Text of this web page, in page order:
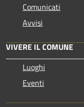
Comunicati
Avvisi
VIVERE IL COMUNE
Luoghi
Eventi